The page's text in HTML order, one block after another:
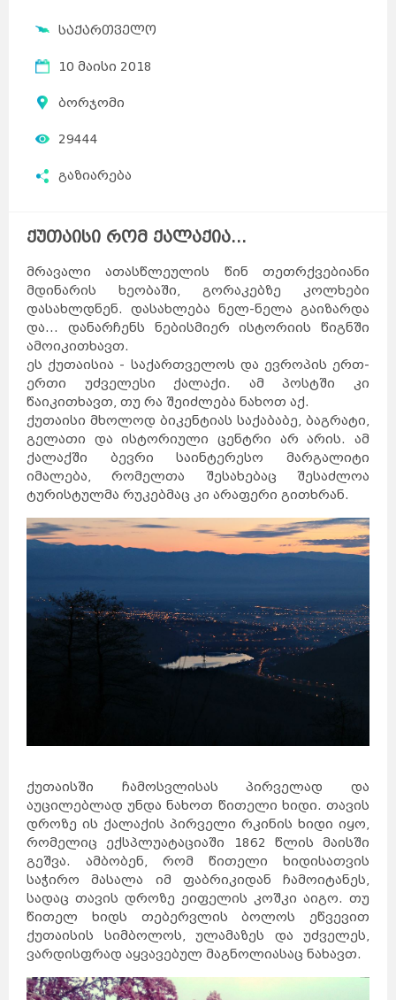
საქართველო
10 მაისი 2018
ბორჯომი
29444
გაზიარება
ქუთაისი რომ ქალაქია...
მრავალი ათასწლეულის წინ თეთრქვებიანი
მდინარის ხეობაში, გორაკებზე კოლხები
დასახლდნენ. დასახლება ნელ-ნელა გაიზარდა
და... დანარჩენს ნებისმიერ ისტორიის წიგნში
ამოიკითხავთ.
ეს ქუთაისია - საქართველოს და ევროპის ერთ-
ერთი უძველესი ქალაქი. ამ პოსტში კი
წაიკითხავთ, თუ რა შეიძლება ნახოთ აქ.
ქუთაისი მხოლოდ ბიკენტიას საქაბაბე, ბაგრატი,
გელათი და ისტორიული ცენტრი არ არის. ამ
ქალაქში ბევრი საინტერესო მარგალიტი
იმალება, რომელთა შესახებაც შესაძლოა
ტურისტულმა რუკებმაც კი არაფერი გითხრან.
ქუთაისში ჩამოსვლისას პირველად და
აუცილებლად უნდა ნახოთ წითელი ხიდი. თავის
დროზე ის ქალაქის პირველი რკინის ხიდი იყო,
რომელიც ექსპლუატაციაში 1862 წლის მაისში
გეშვა. ამბობენ, რომ წითელი ხიდისათვის
საჭირო მასალა იმ ფაბრიკიდან ჩამოიტანეს,
სადაც თავის დროზე ეიფელის კოშკი აიგო. თუ
წითელ ხიდს თებერვლის ბოლოს ეწვევით
ქუთაისის სიმბოლოს, ულამაზეს და უძველეს,
ვარდისფრად აყვავებულ მაგნოლიასაც ნახავთ.